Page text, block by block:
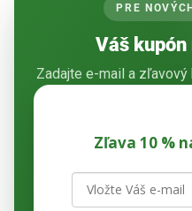
PRE
Váš
Zadajte e-mail a zľavový
Zľava 10 %